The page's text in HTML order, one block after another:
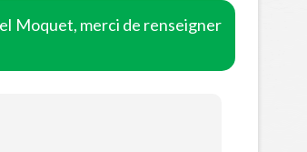
Moquet, merci de renseigner